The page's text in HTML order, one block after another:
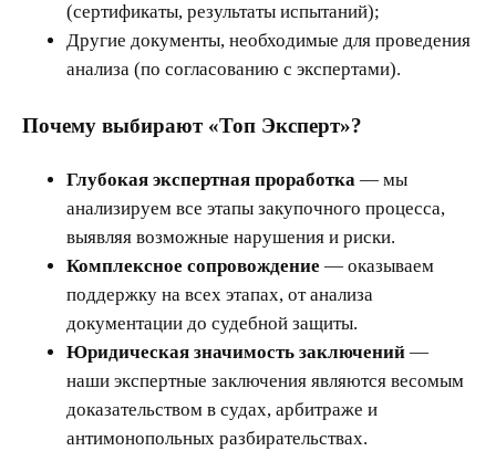
(сертификаты, результаты испытаний);
Другие документы, необходимые для проведения
анализа (по согласованию с экспертами).
Почему выбирают «Топ Эксперт»?
Глубокая экспертная проработка — мы
анализируем все этапы закупочного процесса,
выявляя возможные нарушения и риски.
Комплексное сопровождение — оказываем
поддержку на всех этапах, от анализа
документации до судебной защиты.
Юридическая значимость заключений —
наши экспертные заключения являются весомым
доказательством в судах, арбитраже и
антимонопольных разбирательствах.